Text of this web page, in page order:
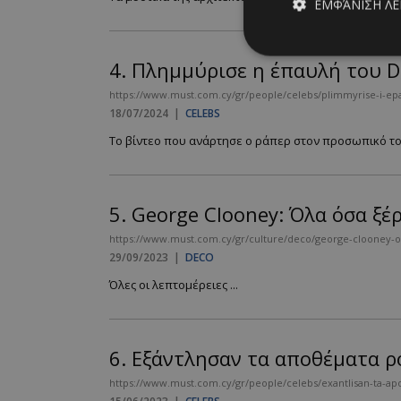
4. Πλημμύρισε η έπαυλή του
https://www.must.com.cy/gr/people/celebs/plimmyrise-i-
18/07/2024 | CELEBS
Το βίντεο που ανάρτησε ο ράπερ στον προσωπικό
5. George Clooney: Όλα όσα
https://www.must.com.cy/gr/culture/deco/george-clooney-
29/09/2023 | DECO
Όλες οι λεπτομέρειες ...
6. Εξάντλησαν τα αποθέματα
https://www.must.com.cy/gr/people/celebs/exantlisan-ta-
ΕΜΦΆΝΙΣΗ
διαχείριση
Ονοματεπώνυμο
PinToTopCookie
__cf_bm